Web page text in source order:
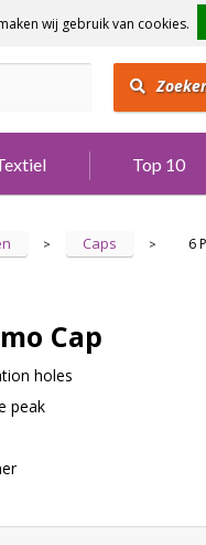
Top 10
> Caps > 6
Cap
holes
peak
wij gebruik van cookies.